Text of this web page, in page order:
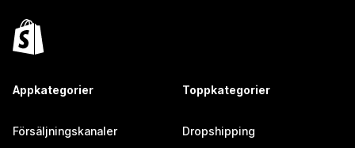
Appkategorier
Försäljningskanaler
Toppkategorier
Dropshipping